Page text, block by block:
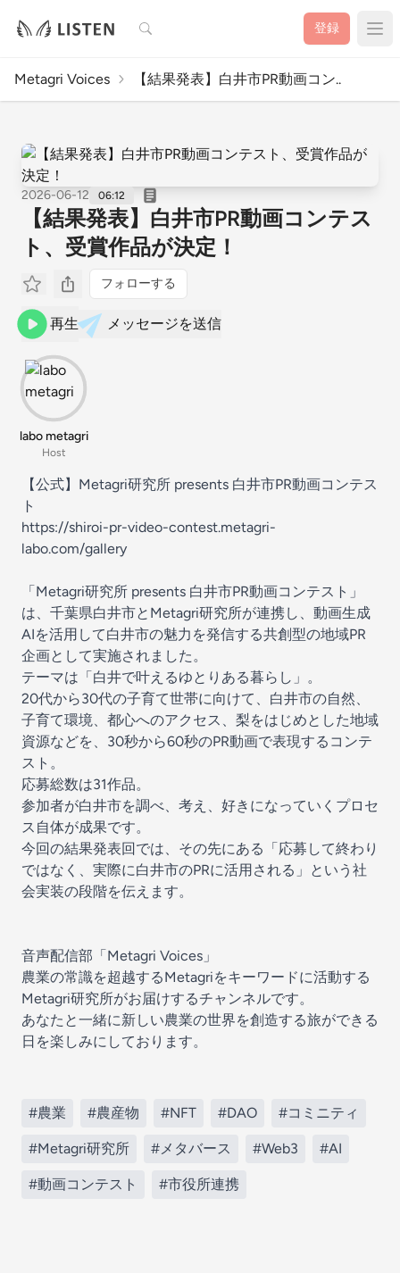
検索 登録
Metagri Voices 【結果発表】白井市PR動画コン..
2026-06-12 06:12
【結果発表】白井市PR動画コンテス
ト、受賞作品が決定！
フォローする
再生 メッセージを送信
labo metagri
Host
【公式】Metagri研究所 presents 白井市PR動画コンテス
ト
https://shiroi-pr-video-contest.metagri-
labo.com/gallery
「Metagri研究所 presents 白井市PR動画コンテスト」
は、千葉県白井市とMetagri研究所が連携し、動画生成
AIを活用して白井市の魅力を発信する共創型の地域PR
企画として実施されました。
テーマは「白井で叶えるゆとりある暮らし」。
20代から30代の子育て世帯に向けて、白井市の自然、
子育て環境、都心へのアクセス、梨をはじめとした地域
資源などを、30秒から60秒のPR動画で表現するコンテ
スト。
応募総数は31作品。
参加者が白井市を調べ、考え、好きになっていくプロセ
ス自体が成果です。
今回の結果発表回では、その先にある「応募して終わり
ではなく、実際に白井市のPRに活用される」という社
会実装の段階を伝えます。
音声配信部「Metagri Voices」
農業の常識を超越するMetagriをキーワードに活動する
Metagri研究所がお届けするチャンネルです。
あなたと一緒に新しい農業の世界を創造する旅ができる
日を楽しみにしております。
#農業 #農産物 #NFT #DAO #コミニティ
#Metagri研究所 #メタバース #Web3 #AI
#動画コンテスト #市役所連携